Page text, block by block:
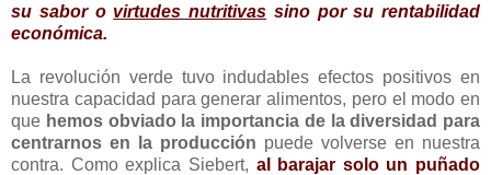
su sabor o virtudes nutritivas sino por su rentabilidad
económica.
La revolución verde tuvo indudables efectos positivos en
nuestra capacidad para generar alimentos, pero el modo en
que hemos obviado la importancia de la diversidad para
centrarnos en la producción puede volverse en nuestra
contra. Como explica Siebert, al barajar solo un puñado